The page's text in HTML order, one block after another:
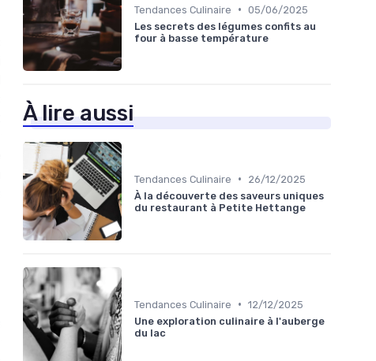
Tendances Culinaire • 05/06/2025
Les secrets des légumes confits au
four à basse température
À lire aussi
Tendances Culinaire •
26/12/2025
À la découverte des saveurs uniques
du restaurant à Petite Hettange
Tendances Culinaire • 12/12/2025
Une exploration culinaire à l'auberge
du lac